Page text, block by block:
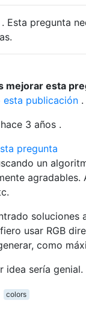
. Esta pregunta
mejorar esta
esta publicación .
3 años .
pregunta
un
agradables.
soluciones
usar RGB
como
idea sería genial.
colors